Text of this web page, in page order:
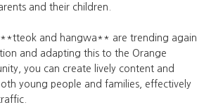
and their children.
**tteok and hangwa** are trending again
and adapting this to the Orange
you can create lively content and
young people and families, effectively